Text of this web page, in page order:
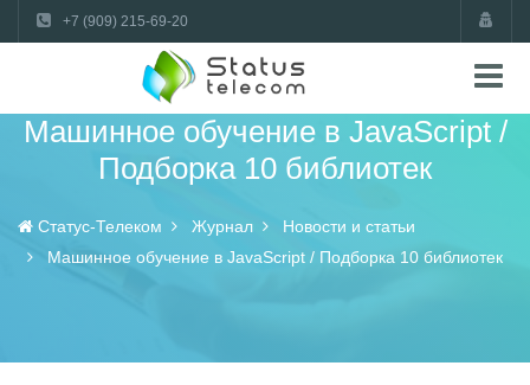
+7 (909) 215-69-20
Машинное обучение в JavaScript /
Подборка 10 библиотек
Статус-Телеком Журнал
Новости и статьи
Машинное обучение в JavaScript / Подборка 10 библиотек